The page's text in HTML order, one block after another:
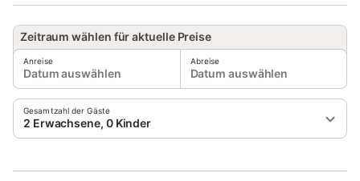
Zeitraum wählen für aktuelle Preise
Anreise
Datum auswählen
Abreise
Datum auswählen
Gesamtzahl der Gäste
2 Erwachsene, 0 Kinder